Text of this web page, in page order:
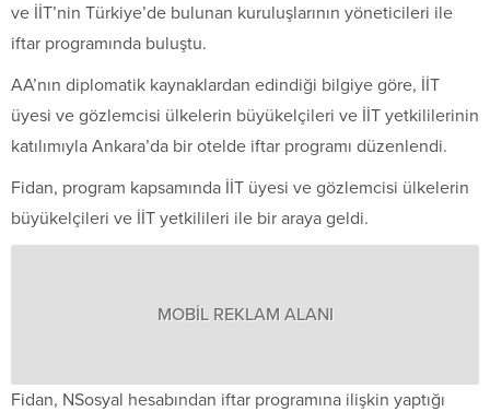
ve İİT’nin Türkiye’de bulunan kuruluşlarının yöneticileri ile
iftar programında buluştu.
AA’nın diplomatik kaynaklardan edindiği bilgiye göre, İİT
üyesi ve gözlemcisi ülkelerin büyükelçileri ve İİT yetkililerinin
katılımıyla Ankara’da bir otelde iftar programı düzenlendi.
Fidan, program kapsamında İİT üyesi ve gözlemcisi ülkelerin
büyükelçileri ve İİT yetkilileri ile bir araya geldi.
MOBİL REKLAM ALANI
Fidan, NSosyal hesabından iftar programına ilişkin yaptığı